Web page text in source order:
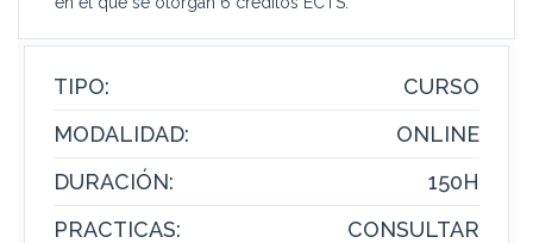
TIPO:
CURSO
MODALIDAD:
ONLINE
DURACIÓN:
150H
PRACTICAS:
CONSULTAR